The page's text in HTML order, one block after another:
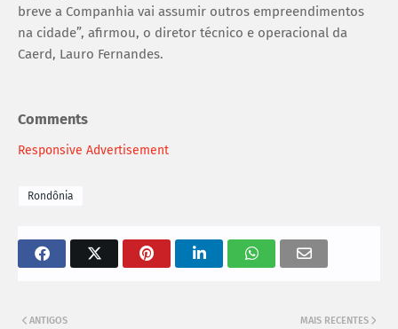
breve a Companhia vai assumir outros empreendimentos
na cidade”, afirmou, o diretor técnico e operacional da
Caerd, Lauro Fernandes.
Comments
Responsive Advertisement
Rondônia
MAIS RECENTES
ANTIGOS